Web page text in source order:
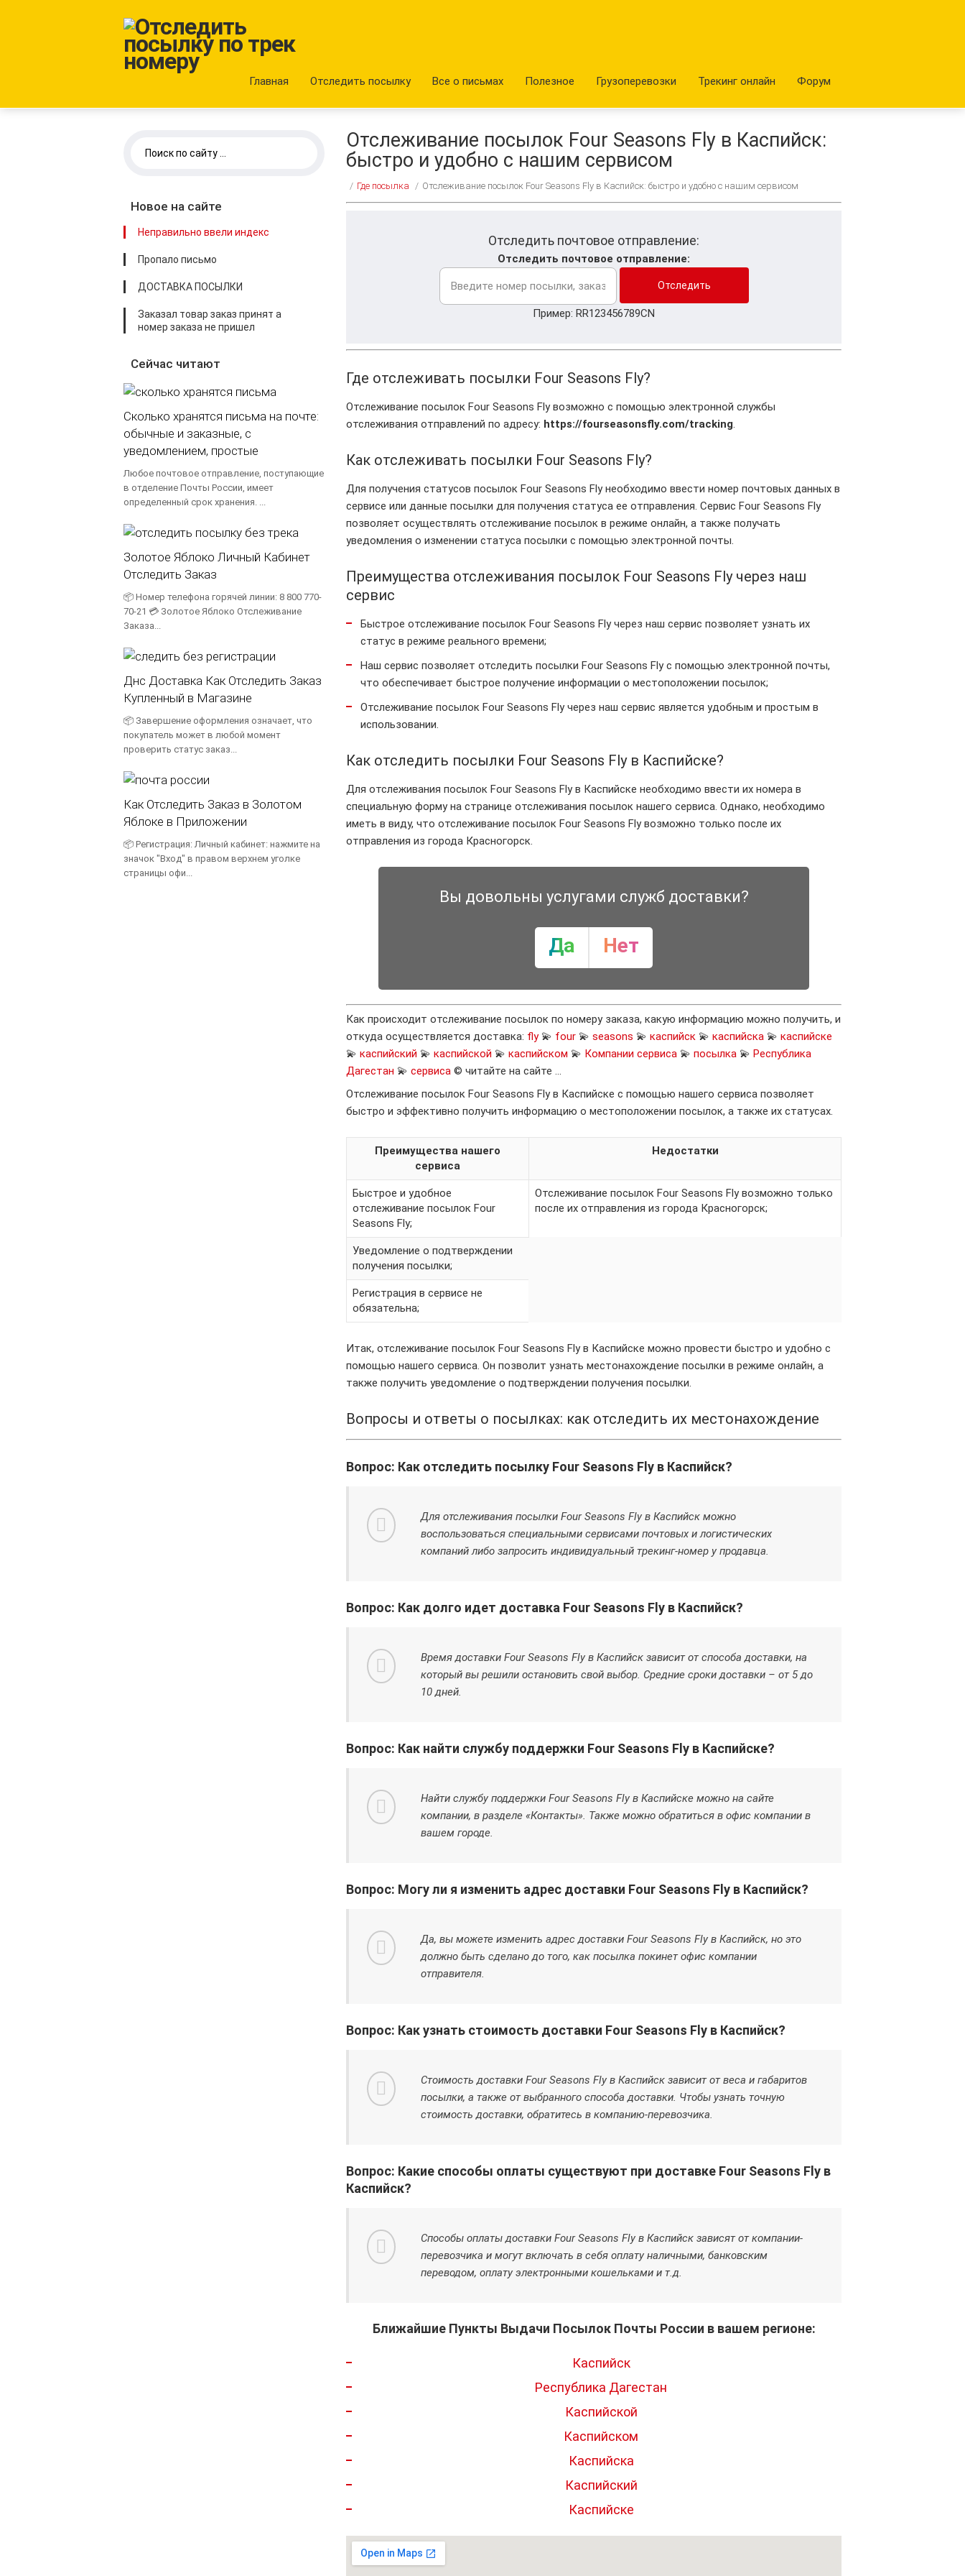
Главная Отследить посылку Все о письмах Полезное Грузоперевозки Трекинг онлайн Форум
Отслеживание посылок Four Seasons Fly в Каспийск:
быстро и удобно с нашим сервисом
/ Где посылка / Отслеживание посылок Four Seasons Fly в Каспийск: быстро и удобно с нашим сервисом
Отследить почтовое отправление:
Отследить почтовое отправление:
Пример: RR123456789CN
Где отслеживать посылки Four Seasons Fly?
Отслеживание посылок Four Seasons Fly возможно с помощью электронной службы
отслеживания отправлений по адресу: https://fourseasonsfly.com/tracking
Как отслеживать посылки Four Seasons Fly?
Для получения статусов посылок Four Seasons Fly необходимо ввести номер почтовых данных в
сервисе или данные посылки для получения статуса ее отправления. Сервис Four Seasons Fly
позволяет осуществлять отслеживание посылок в режиме онлайн, а также получать
уведомления о изменении статуса посылки с помощью электронной почты.
Преимущества отслеживания посылок Four Seasons Fly через наш
сервис
Быстрое отслеживание посылок Four Seasons Fly через наш сервис позволяет узнать их
статус в режиме реального времени;
Наш сервис позволяет отследить посылки Four Seasons Fly с помощью электронной почты,
что обеспечивает быстрое получение информации о местоположении посылок;
Отслеживание посылок Four Seasons Fly через наш сервис является удобным и простым в
использовании.
Как отследить посылки Four Seasons Fly в Каспийске?
Для отслеживания посылок Four Seasons Fly в Каспийске необходимо ввести их номера в
специальную форму на странице отслеживания посылок нашего сервиса. Однако, необходимо
иметь в виду, что отслеживание посылок Four Seasons Fly возможно только после их
отправления из города Красногорск.
Вы довольны услугами служб доставки?
Да Нет
Как происходит отслеживание посылок по номеру заказа, какую информацию можно получить, и
откуда осуществляется доставка: fly💫 four 💫 seasons 💫 каспийск 💫 каспийска 💫 каспийске
💫 каспийский 💫 каспийской 💫 каспийском 💫 Компании сервиса 💫 посылка 💫 Республика
Дагестан 💫 сервиса © читайте на сайте …
Отслеживание посылок Four Seasons Fly в Каспийске с помощью нашего сервиса позволяет
быстро и эффективно получить информацию о местоположении посылок, а также их статусах.
Преимущества нашего
сервиса
Недостатки
Быстрое и удобное
отслеживание посылок Four
Seasons Fly;
Отслеживание посылок Four Seasons Fly возможно только
после их отправления из города Красногорск;
Уведомление о подтверждении
получения посылки;
Регистрация в сервисе не
обязательна;
Итак, отслеживание посылок Four Seasons Fly в Каспийске можно провести быстро и удобно с
помощью нашего сервиса. Он позволит узнать местонахождение посылки в режиме онлайн, а
также получить уведомление о подтверждении получения посылки.
Вопросы и ответы о посылках: как отследить их местонахождение
Вопрос: Как отследить посылку Four Seasons Fly в Каспийск?
Для отслеживания посылки Four Seasons Fly в Каспийск можно
воспользоваться специальными сервисами почтовых и логистических
компаний либо запросить индивидуальный трекинг-номер у продавца.
Вопрос: Как долго идет доставка Four Seasons Fly в Каспийск?
Время доставки Four Seasons Fly в Каспийск зависит от способа доставки, на
который вы решили остановить свой выбор. Средние сроки доставки – от 5 до
10 дней.
Вопрос: Как найти службу поддержки Four Seasons Fly в Каспийске?
Найти службу поддержки Four Seasons Fly в Каспийске можно на сайте
компании, в разделе «Контакты». Также можно обратиться в офис компании в
вашем городе.
Вопрос: Могу ли я изменить адрес доставки Four Seasons Fly в Каспийск?
Да, вы можете изменить адрес доставки Four Seasons Fly в Каспийск, но это
должно быть сделано до того, как посылка покинет офис компании
отправителя.
Вопрос: Как узнать стоимость доставки Four Seasons Fly в Каспийск?
Стоимость доставки Four Seasons Fly в Каспийск зависит от веса и габаритов
посылки, а также от выбранного способа доставки. Чтобы узнать точную
стоимость доставки, обратитесь в компанию-перевозчика.
Вопрос: Какие способы оплаты существуют при доставке Four Seasons Fly в
Каспийск?
Способы оплаты доставки Four Seasons Fly в Каспийск зависят от компании-
перевозчика и могут включать в себя оплату наличными, банковским
переводом, оплату электронными кошельками и т.д.
Ближайшие Пункты Выдачи Посылок Почты России в вашем регионе:
Каспийск
Республика Дагестан
Каспийской
Каспийском
Каспийска
Каспийский
Каспийске
Новое на сайте
Неправильно ввели индекс
Пропало письмо
ДОСТАВКА ПОСЫЛКИ
Заказал товар заказ принят а
номер заказа не пришел
Сейчас читают
Сколько хранятся письма на почте:
обычные и заказные, с
уведомлением, простые
Любое почтовое отправление, поступающие
в отделение Почты России, имеет
определенный срок хранения. ...
Золотое Яблоко Личный Кабинет
Отследить Заказ
📦 Номер телефона горячей линии: 8 800 770-
70-21 💳 Золотое Яблоко Отслеживание
Заказа...
Днс Доставка Как Отследить Заказ
Купленный в Магазине
📦 Завершение оформления означает, что
покупатель может в любой момент
проверить статус заказ...
Как Отследить Заказ в Золотом
Яблоке в Приложении
📦 Регистрация: Личный кабинет: нажмите на
значок "Вход" в правом верхнем уголке
страницы офи...